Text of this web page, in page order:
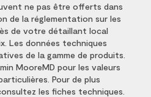
ne pas être offerts dans
de la réglementation sur les
de votre détaillant local
Les données techniques
de la gamme de produits.
MooreMD pour les valeurs
Pour de plus
les fiches techniques.